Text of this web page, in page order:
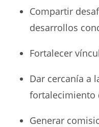
Compartir
desarrollos
Fortalecer
Dar cercanía a
fortalecimiento
Generar